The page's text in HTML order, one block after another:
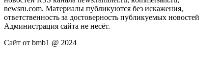
newsru.com. Материалы публикуются без искажения,
ответственность за достоверность публикуемых новостей
Администрация сайта не несёт.
Сайт от bmb1 @ 2024